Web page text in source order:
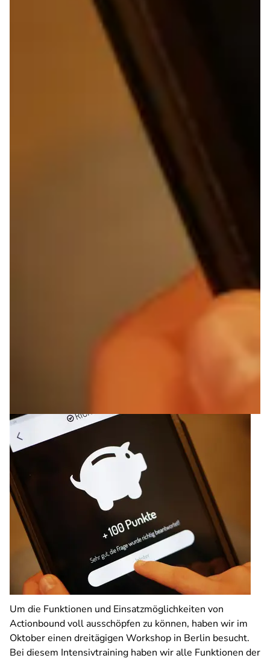
Um die Funktionen und Einsatzmöglichkeiten von
Actionbound voll ausschöpfen zu können, haben wir im
Oktober einen dreitägigen Workshop in Berlin besucht.
Bei diesem Intensivtraining haben wir alle Funktionen der